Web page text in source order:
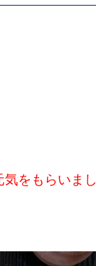
気をもらいまし